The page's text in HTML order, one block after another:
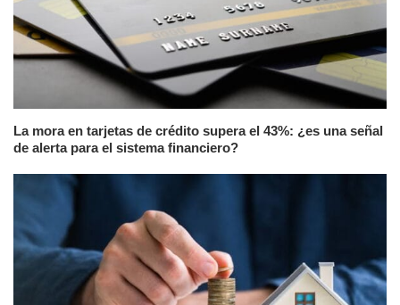
La mora en tarjetas de crédito supera el 43%: ¿es una señal
de alerta para el sistema financiero?